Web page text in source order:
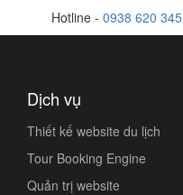
Hotline - 0938 620 345
Dịch vụ
Thiết kế website du lịch
Tour Booking Engine
Quản trị website